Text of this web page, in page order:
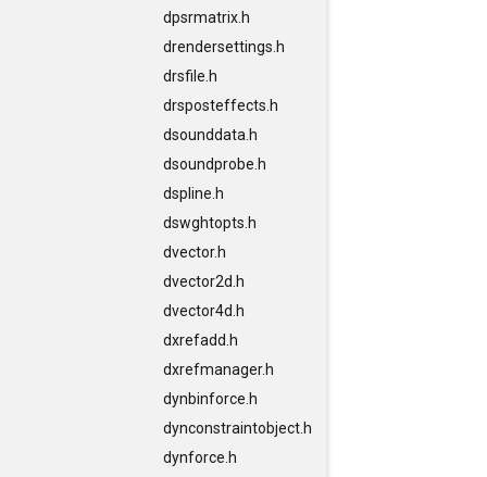
dpsrmatrix.h
drendersettings.h
drsfile.h
drsposteffects.h
dsounddata.h
dsoundprobe.h
dspline.h
dswghtopts.h
dvector.h
dvector2d.h
dvector4d.h
dxrefadd.h
dxrefmanager.h
dynbinforce.h
dynconstraintobject.h
dynforce.h